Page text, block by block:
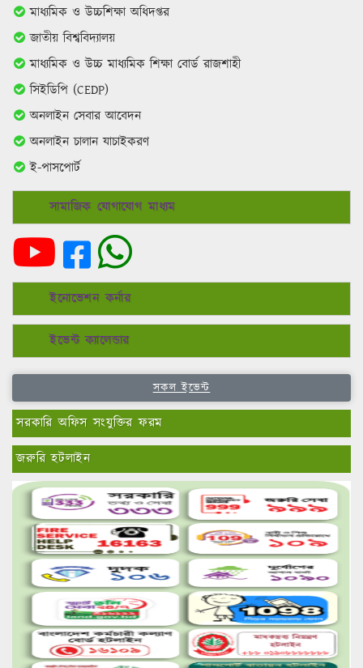
সিইডিপি (CEDP)
অনলাইন সেবার আবেদন
অনলাইন চালান যাচাইকরণ
ই-পাসপোর্ট
সামাজিক যোগাযোগ মাধ্যম
ইনোভেশন কর্নার
ইভেন্ট ক্যালেন্ডার
সকল ইভেন্ট
সরকারি অফিস সংযুক্তির ফরম